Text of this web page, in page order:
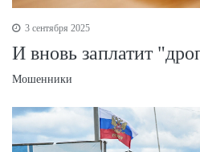
3 сентября 2025
И вновь заплатит
Мошенники